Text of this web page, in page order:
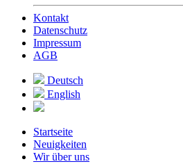
Kontakt
Datenschutz
Impressum
AGB
Deutsch
English
Startseite
Neuigkeiten
Wir über uns